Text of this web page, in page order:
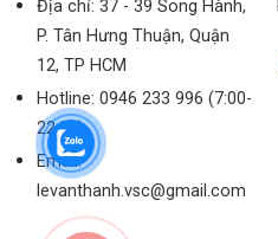
Địa chỉ: 37 - 39 Song Hành,
P. Tân Hưng Thuận, Quận
12, TP HCM
Hotline: 0946 233 996 (7:00-
22:00)
Email:
levanthanh.vsc@gmail.com